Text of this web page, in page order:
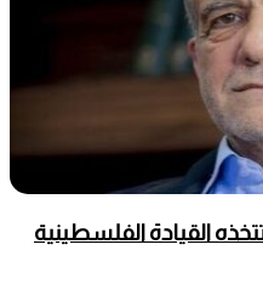
القيادة الفلسطينية